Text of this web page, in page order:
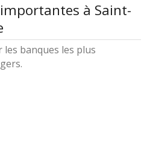
à Saint-
les banques les plus